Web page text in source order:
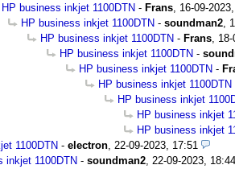
HP business inkjet 1100DTN - Frans, 16-09-
HP business inkjet 1100DTN - soundman2,
HP business inkjet 1100DTN - Frans,
HP business inkjet 1100DTN -
HP business inkjet 1100DTN -
HP business inkjet 1100DTN
HP business inkjet
HP business inkjet
HP business inkjet
1100DTN - electron, 22-09-2023, 17:51
inkjet 1100DTN - soundman2, 22-09-2023, 18:44